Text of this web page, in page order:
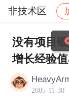
非技术区
社区 非技术
没有项目
增长经验
2005-11-30